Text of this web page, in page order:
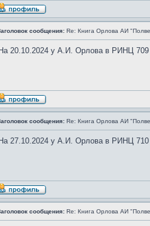
сообщения: Re: Книга Орлова АИ
На 20.10.2024 у А.И. Орлова в РИНЦ 709
сообщения: Re: Книга Орлова АИ
На 27.10.2024 у А.И. Орлова в РИНЦ 710
сообщения: Re: Книга Орлова АИ